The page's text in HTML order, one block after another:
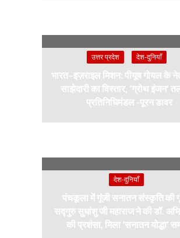
उत्तर प्रदेश देश-दुनियाँ
भारत–इज़राइल मिशन: पीयूष गोयल के
साझेदारी का विस्तार, ‘ग्रोथ इंजन’
प्रतिनिधिमंडल -पूरन डावर
देश-दुनियाँ
पंचकूला में गूंजी सनातन संस्कृति की
सद्गुरु सुधांशु जी महाराज ने की डॉ.
की प्रशंसा, मिला ‘सनातन योद्धा’